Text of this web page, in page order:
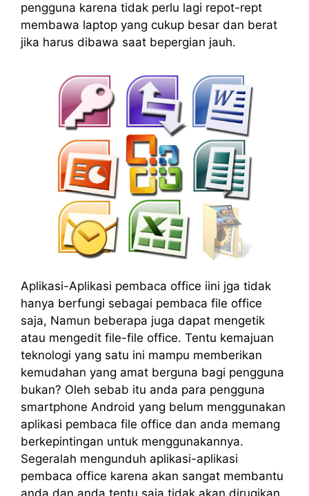
pengguna karena tidak perlu lagi repot-rept
membawa laptop yang cukup besar dan berat
jika harus dibawa saat bepergian jauh.
Aplikasi-Aplikasi pembaca office iini jga tidak
hanya berfungi sebagai pembaca file office
saja, Namun beberapa juga dapat mengetik
atau mengedit file-file office. Tentu kemajuan
teknologi yang satu ini mampu memberikan
kemudahan yang amat berguna bagi pengguna
bukan? Oleh sebab itu anda para pengguna
smartphone Android yang belum menggunakan
aplikasi pembaca file office dan anda memang
berkepintingan untuk menggunakannya.
Segeralah mengunduh aplikasi-aplikasi
pembaca office karena akan sangat membantu